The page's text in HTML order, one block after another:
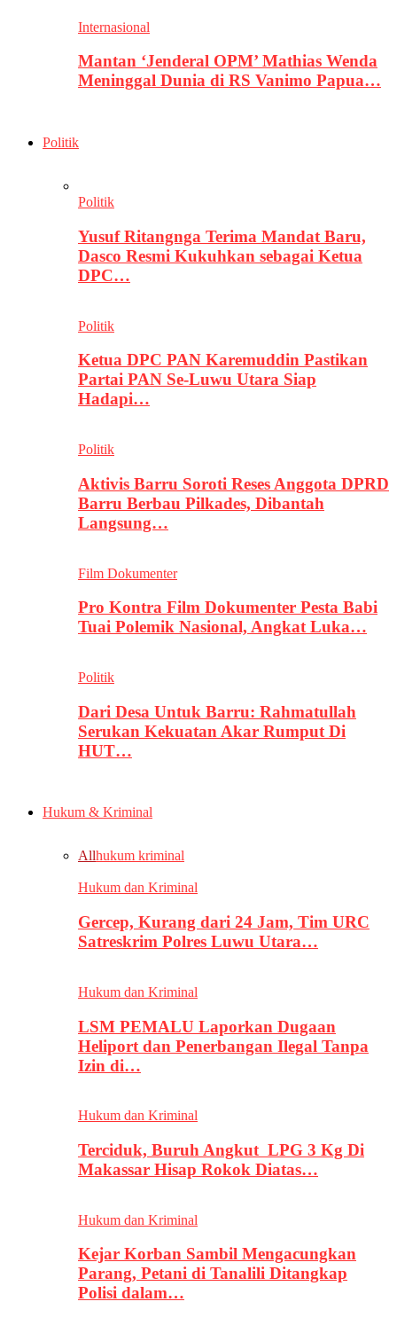
Internasional
Mantan ‘Jenderal OPM’ Mathias Wenda
Meninggal Dunia di RS Vanimo Papua…
Politik
Politik
Yusuf Ritangnga Terima Mandat Baru,
Dasco Resmi Kukuhkan sebagai Ketua
DPC…
Politik
Ketua DPC PAN Karemuddin Pastikan
Partai PAN Se-Luwu Utara Siap
Hadapi…
Politik
Aktivis Barru Soroti Reses Anggota DPRD
Barru Berbau Pilkades, Dibantah
Langsung…
Film Dokumenter
Pro Kontra Film Dokumenter Pesta Babi
Tuai Polemik Nasional, Angkat Luka…
Politik
Dari Desa Untuk Barru: Rahmatullah
Serukan Kekuatan Akar Rumput Di
HUT…
Hukum & Kriminal
Allhukum kriminal
Hukum dan Kriminal
Gercep, Kurang dari 24 Jam, Tim URC
Satreskrim Polres Luwu Utara…
Hukum dan Kriminal
LSM PEMALU Laporkan Dugaan
Heliport dan Penerbangan Ilegal Tanpa
Izin di…
Hukum dan Kriminal
Terciduk, Buruh Angkut LPG 3 Kg Di
Makassar Hisap Rokok Diatas…
Hukum dan Kriminal
Kejar Korban Sambil Mengacungkan
Parang, Petani di Tanalili Ditangkap
Polisi dalam…